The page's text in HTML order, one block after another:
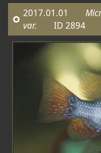
2017.01.01
var. ID 2894